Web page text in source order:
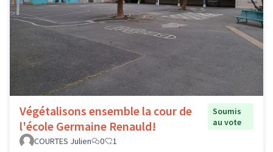
Végétalisons ensemble la cour de
l'école Germaine Renauld!
Soumis
au vote
COURTES Julien
0 1